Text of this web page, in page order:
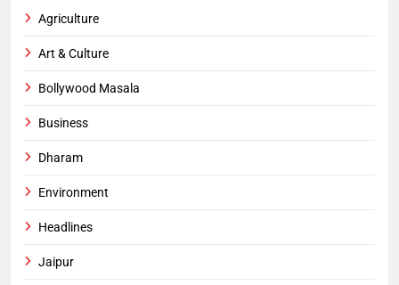
Agriculture
Art & Culture
Bollywood Masala
Business
Dharam
Environment
Headlines
Jaipur